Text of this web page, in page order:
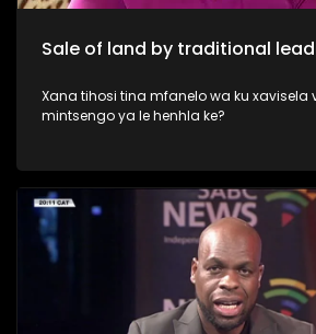
Sale of land by traditional
Xana tihosi tina mfanelo wa ku xavisela
mintsengo ya le henhla ke?